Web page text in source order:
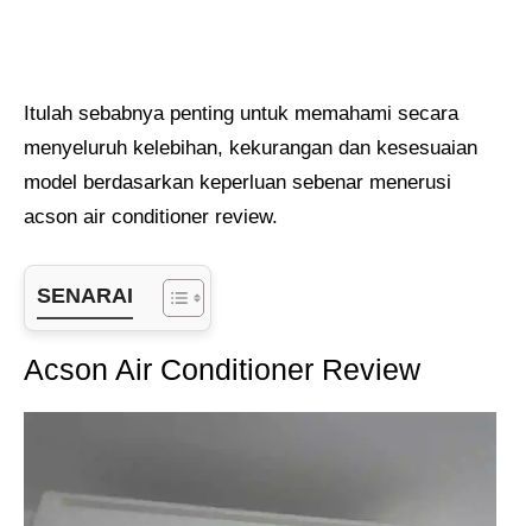
Itulah sebabnya penting untuk memahami secara
menyeluruh kelebihan, kekurangan dan kesesuaian
model berdasarkan keperluan sebenar menerusi
acson air conditioner review.
SENARAI
Acson Air Conditioner Review